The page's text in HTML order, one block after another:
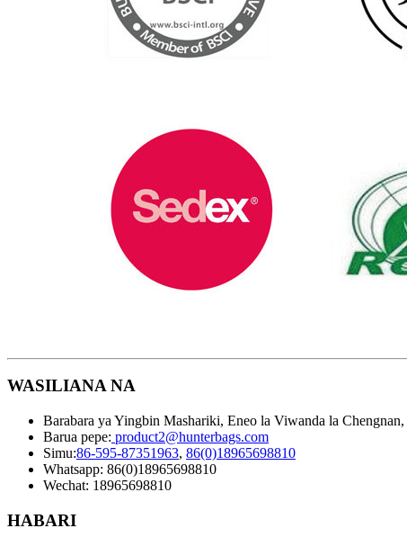
WASILIANA NA
Barabara ya Yingbin Mashariki, Eneo la Viwanda la
Barua pepe: product2@hunterbags.com
Simu:86-595-87351963, 86(0)18965698810
Whatsapp: 86(0)18965698810
Wechat: 18965698810
HABARI